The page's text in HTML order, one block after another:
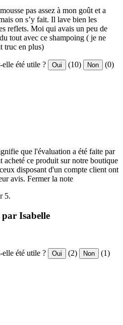
pas assez à mon goût et a
on s’y fait. Il lave bien les
reflets. Moi qui avais un peu de
tout avec ce shampoing ( je ne
truc en plus)
été utile ? Oui (10) Non (0)
que l'évaluation a été faite par
acheté ce produit sur notre boutique
disposant d'un compte client ont
avis. Fermer la note
5.
Isabelle
été utile ? Oui (2) Non (1)